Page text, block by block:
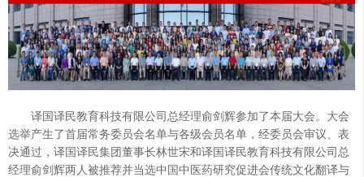
译国译民教育科技有限公司总经理俞剑辉参加了本届大会。大会
选举产生了首届常务委员会名单与各级会员名单，经委员会审议、表
决通过，译国译民集团董事长林世宋和译国译民教育科技有限公司总
经理俞剑辉两人被推荐并当选中国中医药研究促进会传统文化翻译与